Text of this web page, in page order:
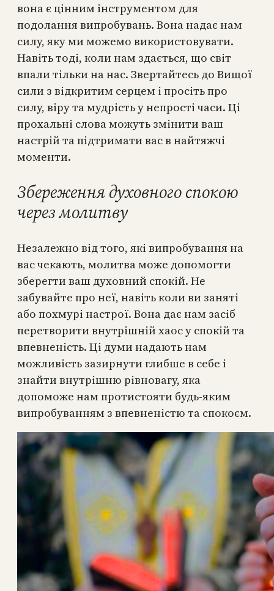
вона є цінним інструментом для
подолання випробувань. Вона надає нам
силу, яку ми можемо використовувати.
Навіть тоді, коли нам здається, що світ
впали тільки на нас. Звертайтесь до Вищої
сили з відкритим серцем і просіть про
силу, віру та мудрість у непрості часи. Ці
прохальні слова можуть змінити ваш
настрій та підтримати вас в найтяжчі
моменти.
Збереження духовного спокою
через молитву
Незалежно від того, які випробування на
вас чекають, молитва може допомогти
зберегти ваш духовний спокій. Не
забувайте про неї, навіть коли ви заняті
або похмурі настрої. Вона дає нам засіб
перетворити внутрішній хаос у спокій та
впевненість. Ці думи надають нам
можливість зазирнути глибше в себе і
знайти внутрішню рівновагу, яка
допоможе нам протистояти будь-яким
випробуванням з впевненістю та спокоєм.